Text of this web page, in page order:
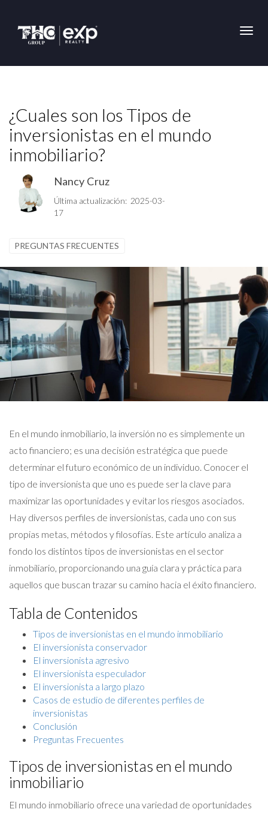
¿Cuales son los Tipos de
inversionistas en el mundo
inmobiliario?
Nancy Cruz
Última actualización: 2025-03-
17
PREGUNTAS FRECUENTES
En el mundo inmobiliario, la inversión no es simplemente un
acto financiero; es una decisión estratégica que puede
determinar el futuro económico de un individuo. Conocer el
tipo de inversionista que uno es puede ser la clave para
maximizar las oportunidades y evitar los riesgos asociados.
Hay diversos perfiles de inversionistas, cada uno con sus
propias metas, métodos y filosofías. Este artículo analiza a
fondo los distintos tipos de inversionistas en el sector
inmobiliario, proporcionando una guía clara y práctica para
aquellos que buscan trazar su camino hacia el éxito financiero.
Tabla de Contenidos
Tipos de inversionistas en el mundo inmobiliario
El inversionista conservador
El inversionista agresivo
El inversionista especulador
El inversionista a largo plazo
Casos de estudio de diferentes perfiles de
inversionistas
Conclusión
Preguntas Frecuentes
Tipos de inversionistas en el mundo
inmobiliario
El mundo inmobiliario ofrece una variedad de oportunidades